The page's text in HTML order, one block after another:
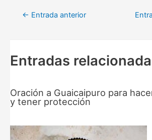
Navegación
← Entrada anterior
Entradas
Oración a Guaicaipuro para
y tener protección